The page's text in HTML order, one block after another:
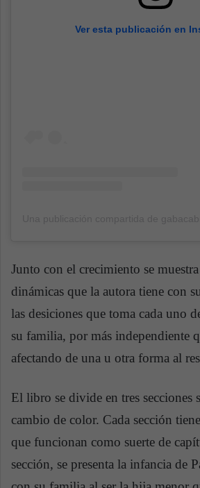
Ver esta publicación en
Junto con el crecimiento se
dinámicas que la autora tiene con
las desiciones que toma cada uno
su familia, por más independiente
afectando de una u otra forma al
El libro se divide en tres secciones
cambio de color. Cada sección
que funcionan como suerte de
sección, se presenta la infancia de